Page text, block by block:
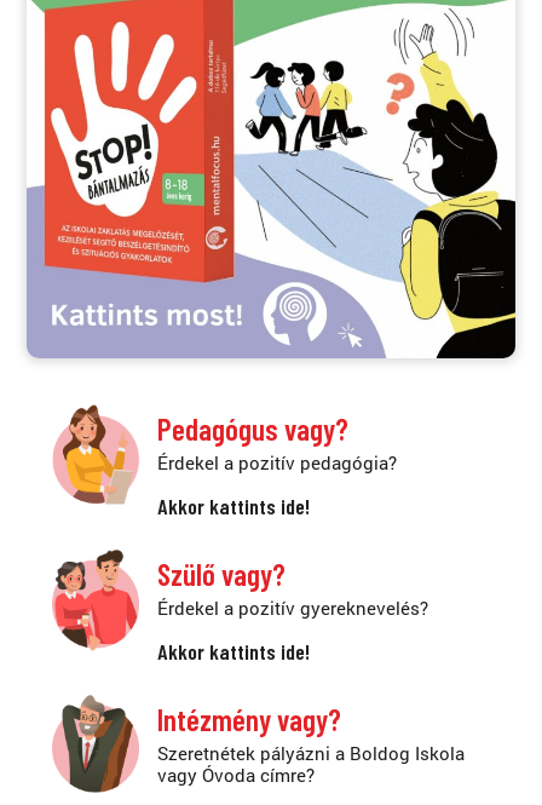
Pedagógus vagy?
Érdekel a pozitív pedagógia?
Akkor kattints ide!
Szülő vagy?
Érdekel a pozitív gyereknevelés?
Akkor kattints ide!
Intézmény vagy?
Szeretnétek pályázni a Boldog Iskola
vagy Óvoda címre?